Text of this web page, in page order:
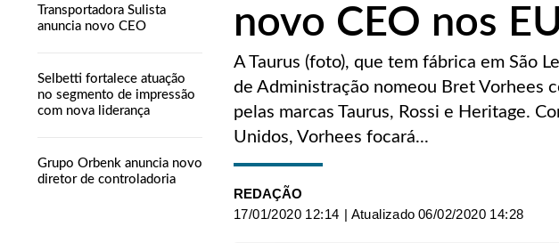
Transportadora Sulista
anuncia novo CEO
Selbetti fortalece atuação
no segmento de impressão
com nova liderança
Grupo Orbenk anuncia novo
diretor de controladoria
novo CEO nos
A Taurus (foto), que tem fábrica em São
de Administração nomeou Bret Vorhees
pelas marcas Taurus, Rossi e Heritage.
Unidos, Vorhees focará...
REDAÇÃO
17/01/2020 12:14 | Atualizado 06/02/2020 14:28